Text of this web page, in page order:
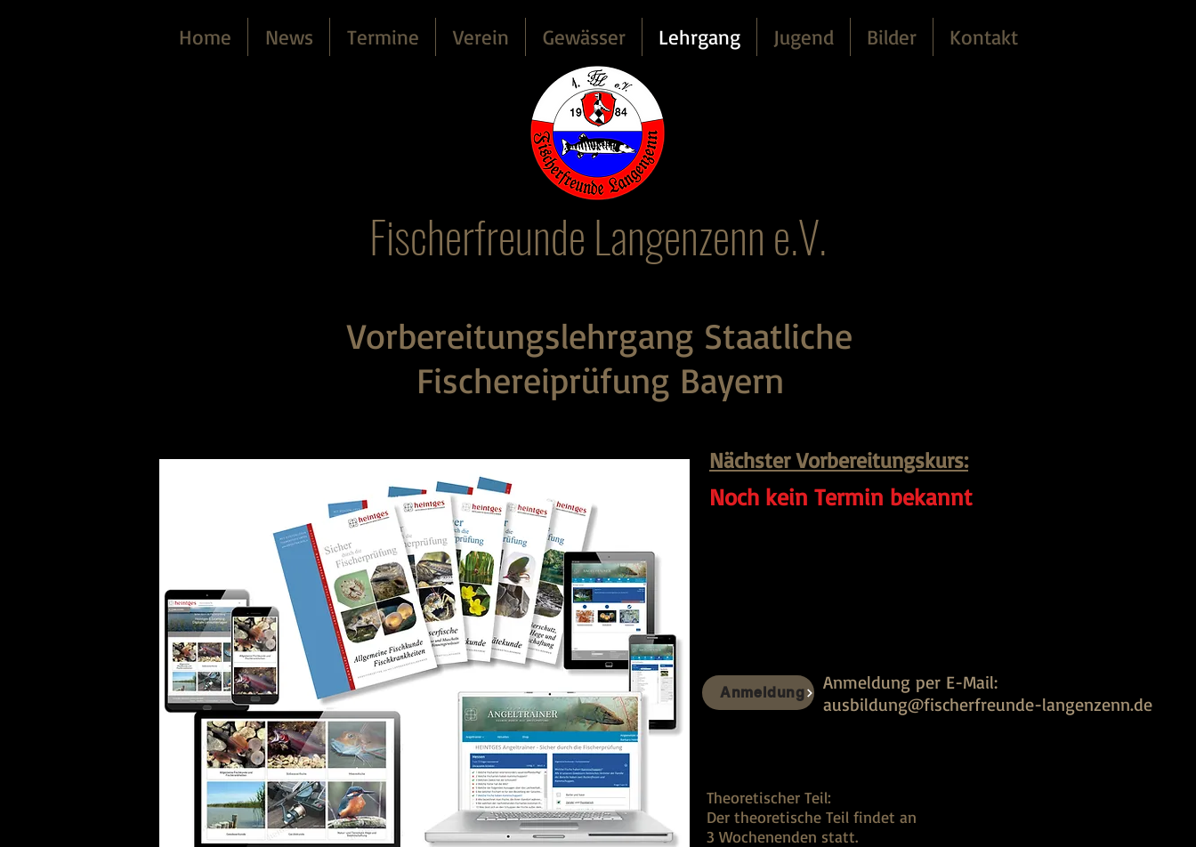
Home News Termine Verein Gewässer Lehrgang Jugend Bilder Kontakt
Fischerfreunde Langenzenn e.V.
Vorbereitungslehrgang Staatliche
Fischereiprüfung Bayern
Nächster Vorbereitungskurs:
Noch kein Termin bekannt
Anmeldung
Anmeldung per E-Mail:
ausbildung@fischerfreunde-langenzenn.de
Theoretischer Teil:
Der theoretische Teil findet an
3 Wochenenden statt.